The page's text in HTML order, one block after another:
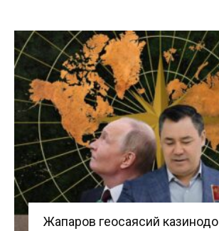
Жапаров геосаясий казинодо